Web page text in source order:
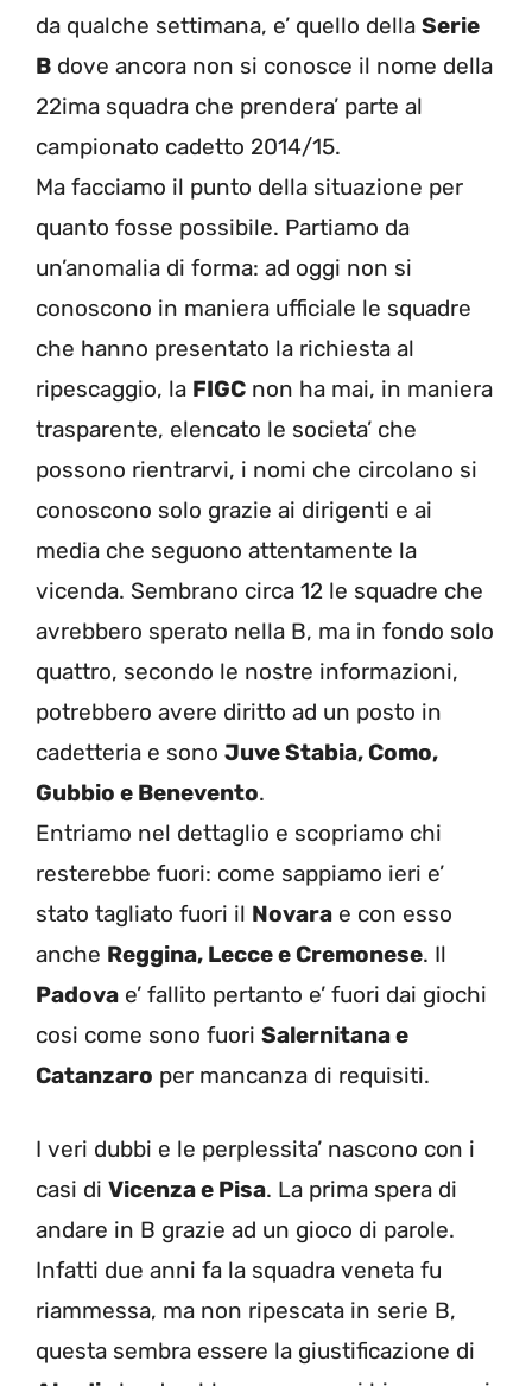
da qualche settimana, e’ quello della Serie
B dove ancora non si conosce il nome della
22ima squadra che prendera’ parte al
campionato cadetto 2014/15.
Ma facciamo il punto della situazione per
quanto fosse possibile. Partiamo da
un’anomalia di forma: ad oggi non si
conoscono in maniera ufficiale le squadre
che hanno presentato la richiesta al
ripescaggio, la FIGC non ha mai, in maniera
trasparente, elencato le societa’ che
possono rientrarvi, i nomi che circolano si
conoscono solo grazie ai dirigenti e ai
media che seguono attentamente la
vicenda. Sembrano circa 12 le squadre che
avrebbero sperato nella B, ma in fondo solo
quattro, secondo le nostre informazioni,
potrebbero avere diritto ad un posto in
cadetteria e sono Juve Stabia, Como,
Gubbio e Benevento.
Entriamo nel dettaglio e scopriamo chi
resterebbe fuori: come sappiamo ieri e’
stato tagliato fuori il Novara e con esso
anche Reggina, Lecce e Cremonese. Il
Padova e’ fallito pertanto e’ fuori dai giochi
cosi come sono fuori Salernitana e
Catanzaro per mancanza di requisiti.
I veri dubbi e le perplessita’ nascono con i
casi di Vicenza e Pisa. La prima spera di
andare in B grazie ad un gioco di parole.
Infatti due anni fa la squadra veneta fu
riammessa, ma non ripescata in serie B,
questa sembra essere la giustificazione di